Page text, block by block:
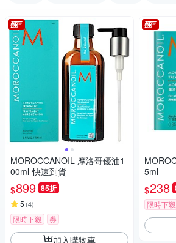
MOROCCANOIL 摩洛哥優油1
00ml-快速到貨
$899 85折
5 (4)
限時下殺 券
加入購物車
5ml
$238
限時下殺